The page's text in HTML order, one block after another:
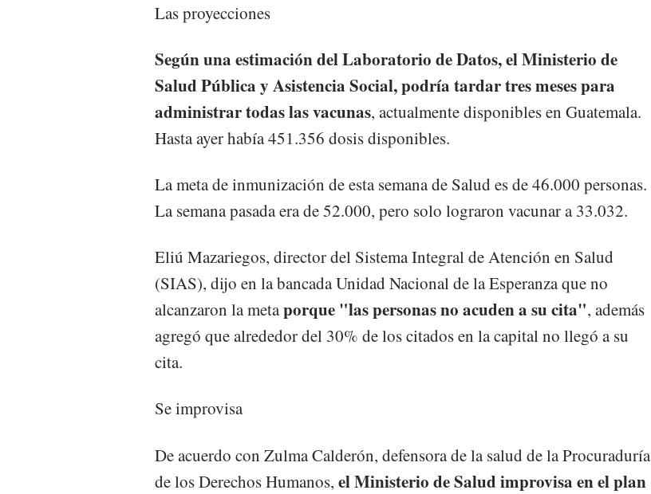
Las proyecciones
Según una estimación del Laboratorio de Datos, el Ministerio de
Salud Pública y Asistencia Social, podría tardar tres meses para
administrar todas las vacunas, actualmente disponibles en Guatemala.
Hasta ayer había 451.356 dosis disponibles.
La meta de inmunización de esta semana de Salud es de 46.000 personas.
La semana pasada era de 52.000, pero solo lograron vacunar a 33.032.
Eliú Mazariegos, director del Sistema Integral de Atención en Salud
(SIAS), dijo en la bancada Unidad Nacional de la Esperanza que no
alcanzaron la metaporque "las personas no acuden a su cita", además
agregó que alrededor del 30% de los citados en la capital no llegó a su
cita.
Se improvisa
De acuerdo con Zulma Calderón, defensora de la salud de la Procuraduría
de los Derechos Humanos, el Ministerio de Salud improvisa en el plan